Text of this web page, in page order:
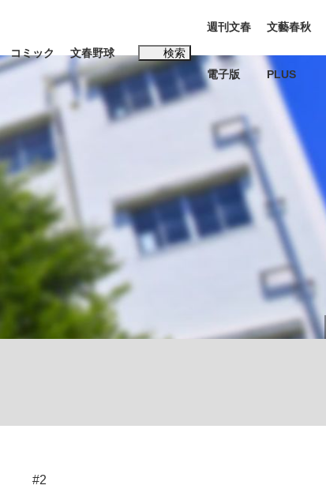
読書
本代表“敗戦”の真実 選手が明かす...
コミック 文春野球 検索
聖子
週刊文春
電子版
文藝春秋
PLUS
#2